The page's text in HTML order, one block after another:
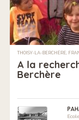
THOISY-LA-BERCHÈRE,
A la
Berchère